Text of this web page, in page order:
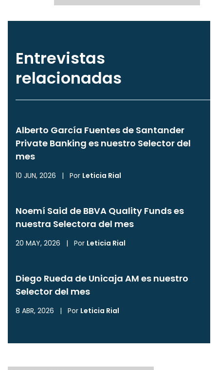
Entrevistas
relacionadas
Alberto García Fuentes de Santander
Private Banking es nuestro Selector del
mes
10 JUN, 2026 | Por Leticia Rial
Noemí Said de BBVA Quality Funds es
nuestra Selectora del mes
20 MAY, 2026 | Por Leticia Rial
Diego Rueda de Unicaja AM es nuestro
Selector del mes
8 ABR, 2026 | Por Leticia Rial